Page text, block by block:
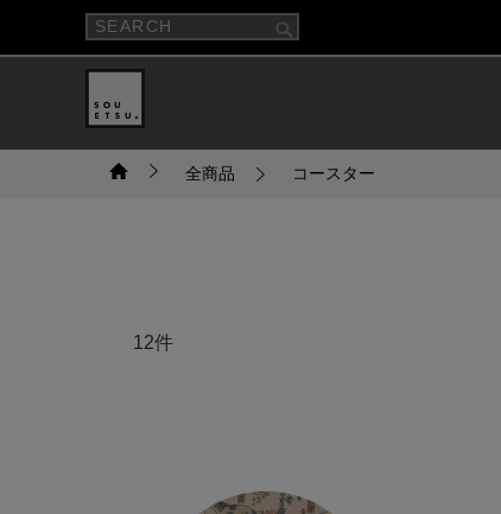
全商品 コースター
12件